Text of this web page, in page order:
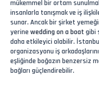
mükemmel bir ortam
insanlarla tanışmak ve iş
sunar. Ancak bir şirket
yerine wedding on a boat gibi
daha etkileyici olabilir. İstanbul
organizasyonu iş
eşliğinde boğazın benzersiz
bağları güçlendirebilir.